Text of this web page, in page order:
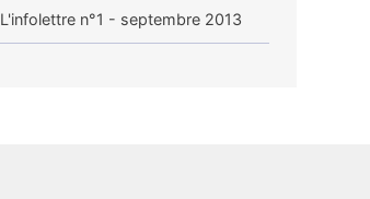
L'infolettre n°1 - septembre 2013